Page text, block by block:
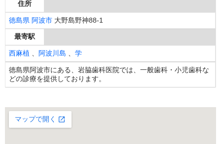
住所
徳島県 阿波市 大野島野神88-1
最寄駅
西麻植 阿波川島 学
徳島県阿波市にある、岩脇歯科医院では、一般歯科・小児歯科な
どの診療を提供しております。